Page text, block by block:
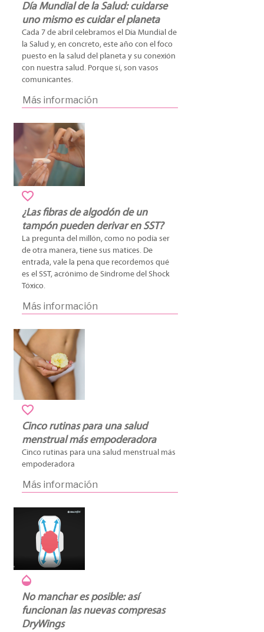
Día Mundial de la Salud: cuidarse
uno mismo es cuidar el planeta
Cada 7 de abril celebramos el Día Mundial de
la Salud y, en concreto, este año con el foco
puesto en la salud del planeta y su conexión
con nuestra salud. Porque sí, son vasos
comunicantes.
Más información
¿Las fibras de algodón de un
tampón pueden derivar en SST?
La pregunta del millón, como no podía ser
de otra manera, tiene sus matices. De
entrada, vale la pena que recordemos qué
es el SST, acrónimo de Síndrome del Shock
Tóxico.
Más información
Cinco rutinas para una salud
menstrual más empoderadora
Cinco rutinas para una salud menstrual más
empoderadora
Más información
No manchar es posible: así
funcionan las nuevas compresas
DryWings